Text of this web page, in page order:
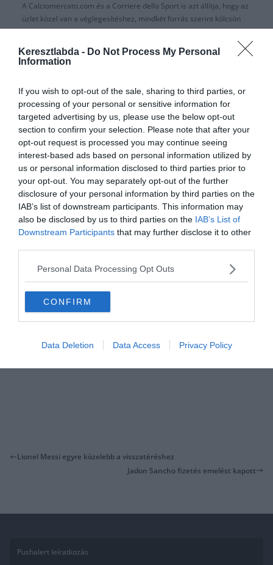
Keresztlabda - Do Not Process My Personal
Information
If you wish to opt-out of the sale, sharing to third parties, or
processing of your personal or sensitive information for
targeted advertising by us, please use the below opt-out
section to confirm your selection. Please note that after your
opt-out request is processed you may continue seeing
interest-based ads based on personal information utilized by
us or personal information disclosed to third parties prior to
your opt-out. You may separately opt-out of the further
disclosure of your personal information by third parties on the
IAB’s list of downstream participants. This information may
also be disclosed by us to third parties on the IAB’s List of
Downstream Participants that may further disclose it to other
Personal Data Processing Opt Outs
CONFIRM
Data Deletion Data Access Privacy Policy
A Calciomercato.com és a Corriere dello Sport is azt állítja, hogy az
üzlet közel van a véglegesítéshez, mindkét forrás szerint kölcsön
lesz vásárlási opcióval, vagy kötelező megvásárlással.
A Roma 5 Millió Eurót fizet a kölcsönért 20 Millió Euró vásárlási
opcióval. A másik forrás szerint most ingyen veszik kölcsön 25
A védő 5 évre írna alá a római csapattal évi 2,5 Millió Euró plusz
bónuszokért.
A források szerint Riccardi viszont a torinóiakhoz csatlakozhat, a
játékost már többször szóba hozták a Juve U23-as csapatával.
A 18 éves középpályást múlt hónapban már a Juventushoz
pletykálták és most úgy tűnnik akár meg is valósulhat az átigazolás,
annak ellenére, hogy a Roma nagyra tartja játékosát.
forrás: football-italia
Lionel Messi egyre közelebb a visszatéréshez
Jadon Sancho fizetés emelést kapott
Pushalert leíratkozás